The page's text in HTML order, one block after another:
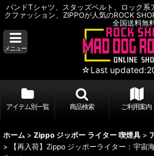
バンドTシャツ、スタッズベルト、ロック系
クファッション、ZIPPOが人気のROCK
全国送料無
メニュー
☆Last
アイテム別一覧 商品検索 ご利用案内
ホーム > Zippo ジッポー ライター 喫煙具 >
>
【再入荷】Zippo ジッポーライター：宇宙